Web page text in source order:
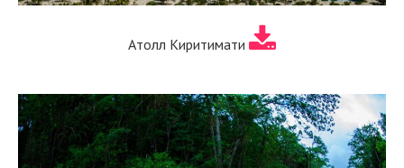
Атолл Киритимати